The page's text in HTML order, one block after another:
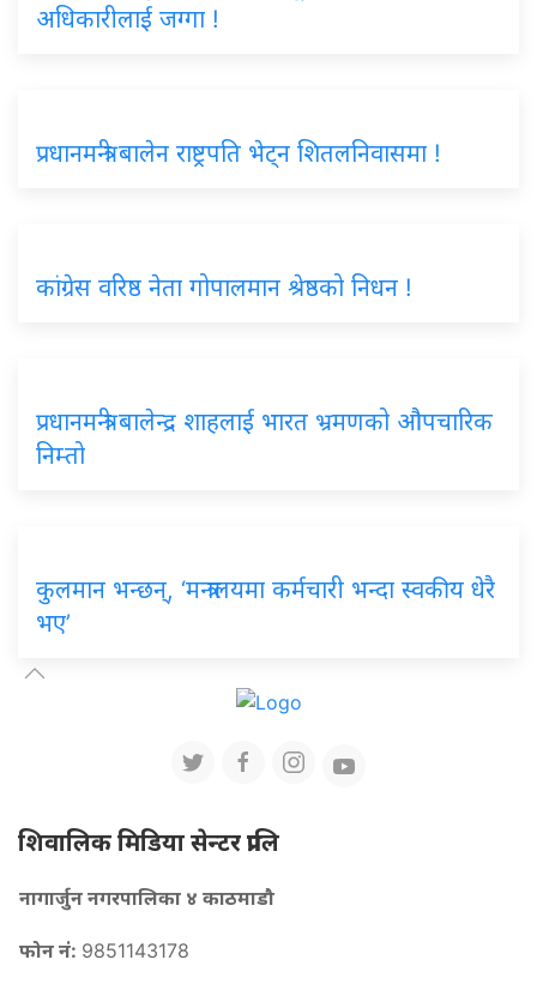
अधिकारीलाई जग्गा !
प्रधानमन्त्री बालेन राष्ट्रपति भेट्न शितलनिवासमा !
कांग्रेस वरिष्ठ नेता गोपालमान श्रेष्ठको निधन !
प्रधानमन्त्री बालेन्द्र शाहलाई भारत भ्रमणको औपचारिक
निम्तो
कुलमान भन्छन्, ‘मन्त्रालयमा कर्मचारी भन्दा स्वकीय धेरै
भए’
शिवालिक मिडिया सेन्टर प्रालि
नागार्जुन नगरपालिका ४ काठमाडौ
फोन नं: 9851143178